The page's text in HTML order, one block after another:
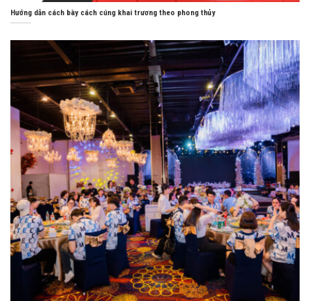
Hướng dẫn cách bày cách cúng khai trương theo phong thủy